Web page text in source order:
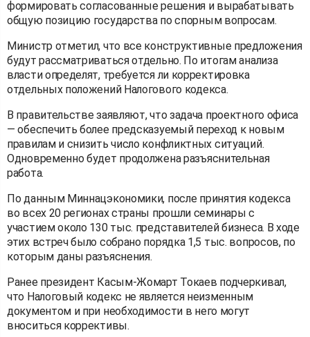
формировать согласованные решения и вырабатывать
общую позицию государства по спорным вопросам.
Министр отметил, что все конструктивные предложения
будут рассматриваться отдельно. По итогам анализа
власти определят, требуется ли корректировка
отдельных положений Налогового кодекса.
В правительстве заявляют, что задача проектного офиса
— обеспечить более предсказуемый переход к новым
правилам и снизить число конфликтных ситуаций.
Одновременно будет продолжена разъяснительная
работа.
По данным Миннацэкономики, после принятия кодекса
во всех 20 регионах страны прошли семинары с
участием около 130 тыс. представителей бизнеса. В ходе
этих встреч было собрано порядка 1,5 тыс. вопросов, по
которым даны разъяснения.
Ранее президент Касым-Жомарт Токаев подчеркивал,
что Налоговый кодекс не является неизменным
документом и при необходимости в него могут
вноситься коррективы.